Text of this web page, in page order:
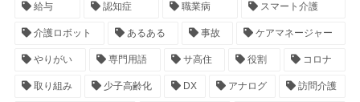
給与 認知症 職業病 スマート介護
介護ロボット あるある 事故 ケアマネージャー
やりがい 専門用語 サ高住 役割 コロナ
取り組み 少子高齢化 DX アナログ 訪問介護